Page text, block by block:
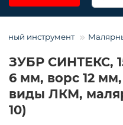
инструмент
ЗУБР СИНТЕКС,
6 мм, ворс 12
виды ЛКМ,
10)